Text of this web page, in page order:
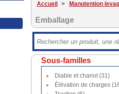
Accueil > Manutention
Emballage
Sous-familles
Diable et chariot (31)
Élévation de charges